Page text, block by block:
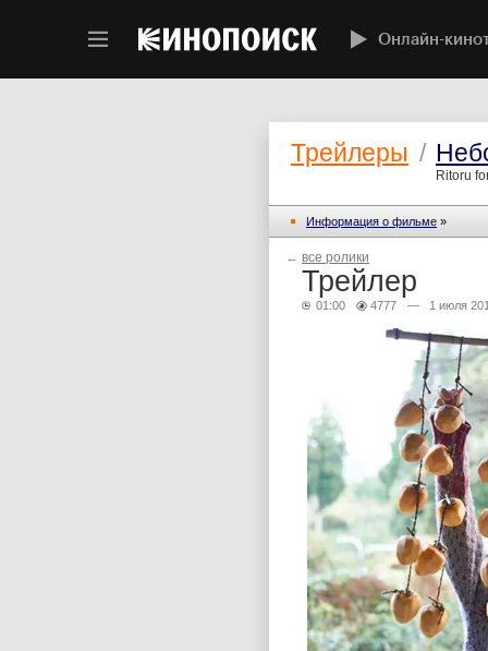
Онлайн-
Трейлеры /
Ritoru
Информация о фильме »
← все ролики
Трейлер
01:00 4777 — 1 июля